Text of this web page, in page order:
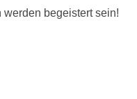
begeistert sein!